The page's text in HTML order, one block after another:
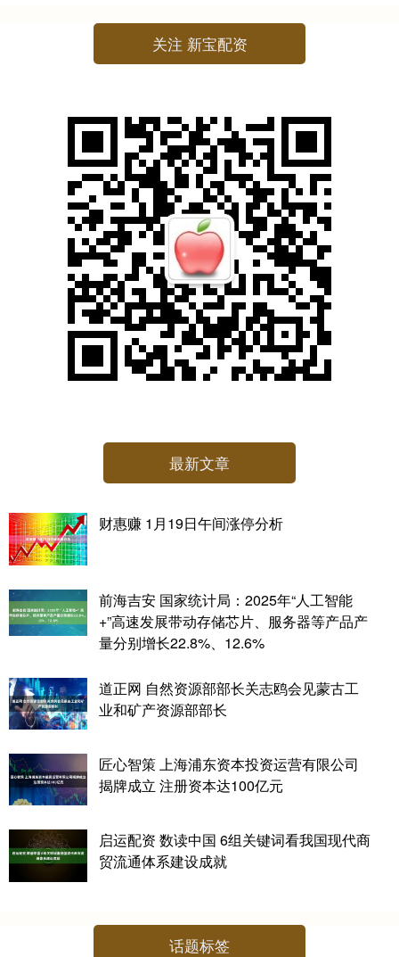
关注 新宝配资
最新文章
财惠赚 1月19日午间涨停分析
前海吉安 国家统计局：2025年“人工智能
+”高速发展带动存储芯片、服务器等产品产
量分别增长22.8%、12.6%
道正网 自然资源部部长关志鸥会见蒙古工
业和矿产资源部部长
匠心智策 上海浦东资本投资运营有限公司
揭牌成立 注册资本达100亿元
启运配资 数读中国 6组关键词看我国现代商
贸流通体系建设成就
话题标签